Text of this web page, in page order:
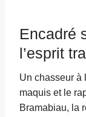
Encadré
l’esprit
Un chasseur à
maquis et le
Bramabiau, la